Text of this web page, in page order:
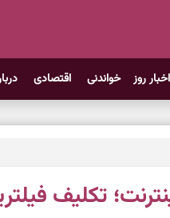
اخبار روز خواندنی اقتصادی
تکلیف